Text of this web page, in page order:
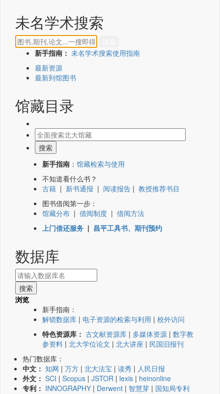
未名学术搜索
新手指南： 未名学术搜索使用指南
最新资源
最新到馆图书
馆藏目录
新手指南 ： 馆藏检索与使用
不知道看什么书？
古籍 | 新书通报 | 阅读报告 | 教授推荐书目
图书借阅第一步：
馆藏分布 | 借阅制度 | 借阅方法
上门借还服务 | 昌平工具书、期刊预约
数据库
浏览
新手指南：
解锁数据库 | 电子资源的检索与利用 | 校外访问
特色资源库： 古文献资源库 | 多媒体资源 | 数字教
参资料 | 北大学位论文 | 北大讲座 | 民国旧报刊
热门数据库：
中文： 知网 | 万方 | 北大法宝 | 读秀 | 人民日报
外文： SCI | Scopus | JSTOR | lexis | heinonline
专利： INNOGRAPHY | Derwent | 智慧芽 | 国知局专利